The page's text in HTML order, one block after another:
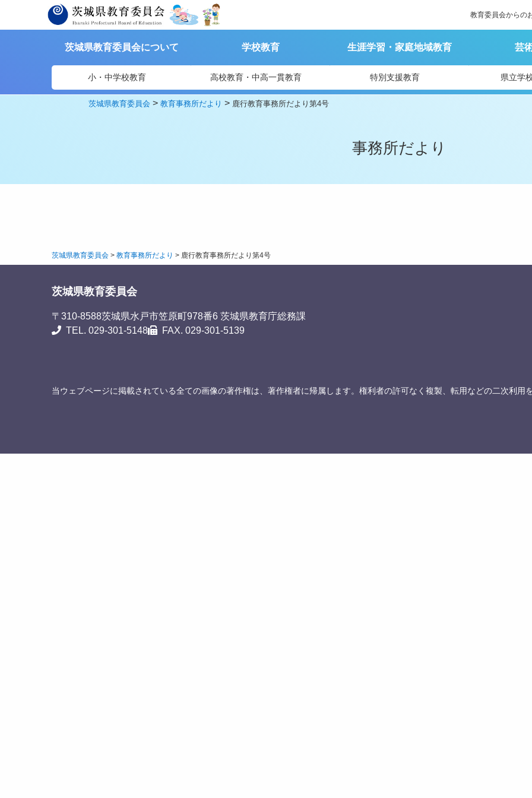
教育委員会からの
茨城県教育委員会について 学校教育 生涯学習・家庭地域教育 芸
小・中学校教育 高校教育・中高一貫教育 特別支援教育 県立学
茨城県教育委員会 >教育事務所だより > 鹿行教育事務所だより第4号
事務所だより
茨城県教育委員会 > 教育事務所だより > 鹿行教育事務所だより第4号
茨城県教育委員会
〒310-8588茨城県水戸市笠原町978番6 茨城県教育庁総務課
TEL. 029-301-5148
FAX. 029-301-5139
当ウェブページに掲載されている全ての画像の著作権は、著作権者に帰属します。権利者の許可なく複製、転用などの二次利用